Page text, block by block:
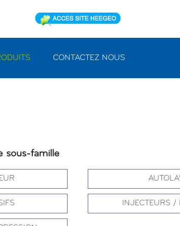
CONTACTEZ NOUS
sous-famille
INJECTEURS /